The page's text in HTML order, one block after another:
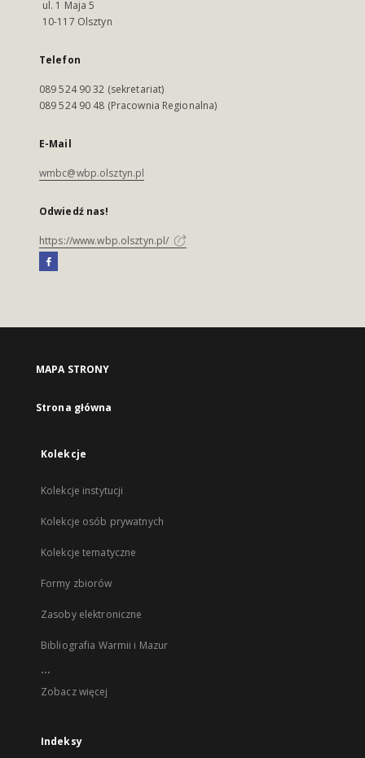
ul. 1 Maja 5
10-117 Olsztyn
Telefon
089 524 90 32 (sekretariat)
089 524 90 48 (Pracownia Regionalna)
E-Mail
wmbc@wbp.olsztyn.pl
Odwiedź nas!
https://www.wbp.olsztyn.pl/
MAPA STRONY
Strona główna
Kolekcje
Kolekcje instytucji
Kolekcje osób prywatnych
Kolekcje tematyczne
Formy zbiorów
Zasoby elektroniczne
Bibliografia Warmii i Mazur
...
Zobacz więcej
Indeksy